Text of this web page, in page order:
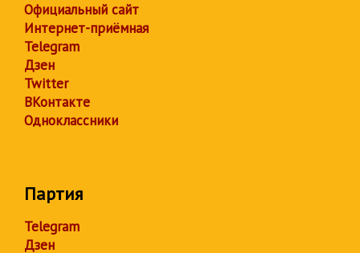
Официальный сайт
Интернет-приёмная
Telegram
Дзен
Twitter
ВКонтакте
Одноклассники
Партия
Telegram
Дзен